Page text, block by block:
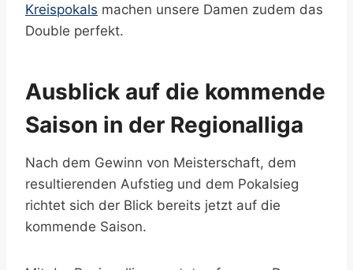
Kreispokals machen unsere Damen zudem das
Double perfekt.
Ausblick auf die kommende
Saison in der Regionalliga
Nach dem Gewinn von Meisterschaft, dem
resultierenden Aufstieg und dem Pokalsieg
richtet sich der Blick bereits jetzt auf die
kommende Saison.